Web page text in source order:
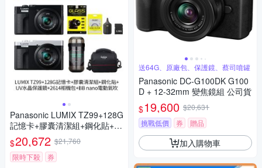
Panasonic LUMIX TZ99+128G
記憶卡+膠囊清潔組+鋼化貼+水
晶保護鏡+2614相機包+NITEC
ORE BB nano 迷你電動氣吹
(公司貨)
$20,672 $21,760
限時下殺
券
送64G、原廠包、保護鏡、蔡司噴罐
Panasonic DC-G100DK G100
D + 12-32mm 變焦鏡組 公司貨
$19,600 $20,631
挑戰低價
券 贈品
加入購物車